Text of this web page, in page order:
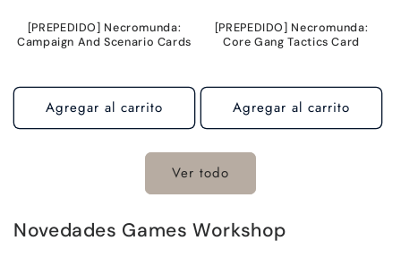
[PREPEDIDO] Necromunda:
Campaign And Scenario Cards
Agregar al carrito
[PREPEDIDO] Necromunda:
Core Gang Tactics Card
Agregar al carrito
Ver todo
Novedades Games Workshop